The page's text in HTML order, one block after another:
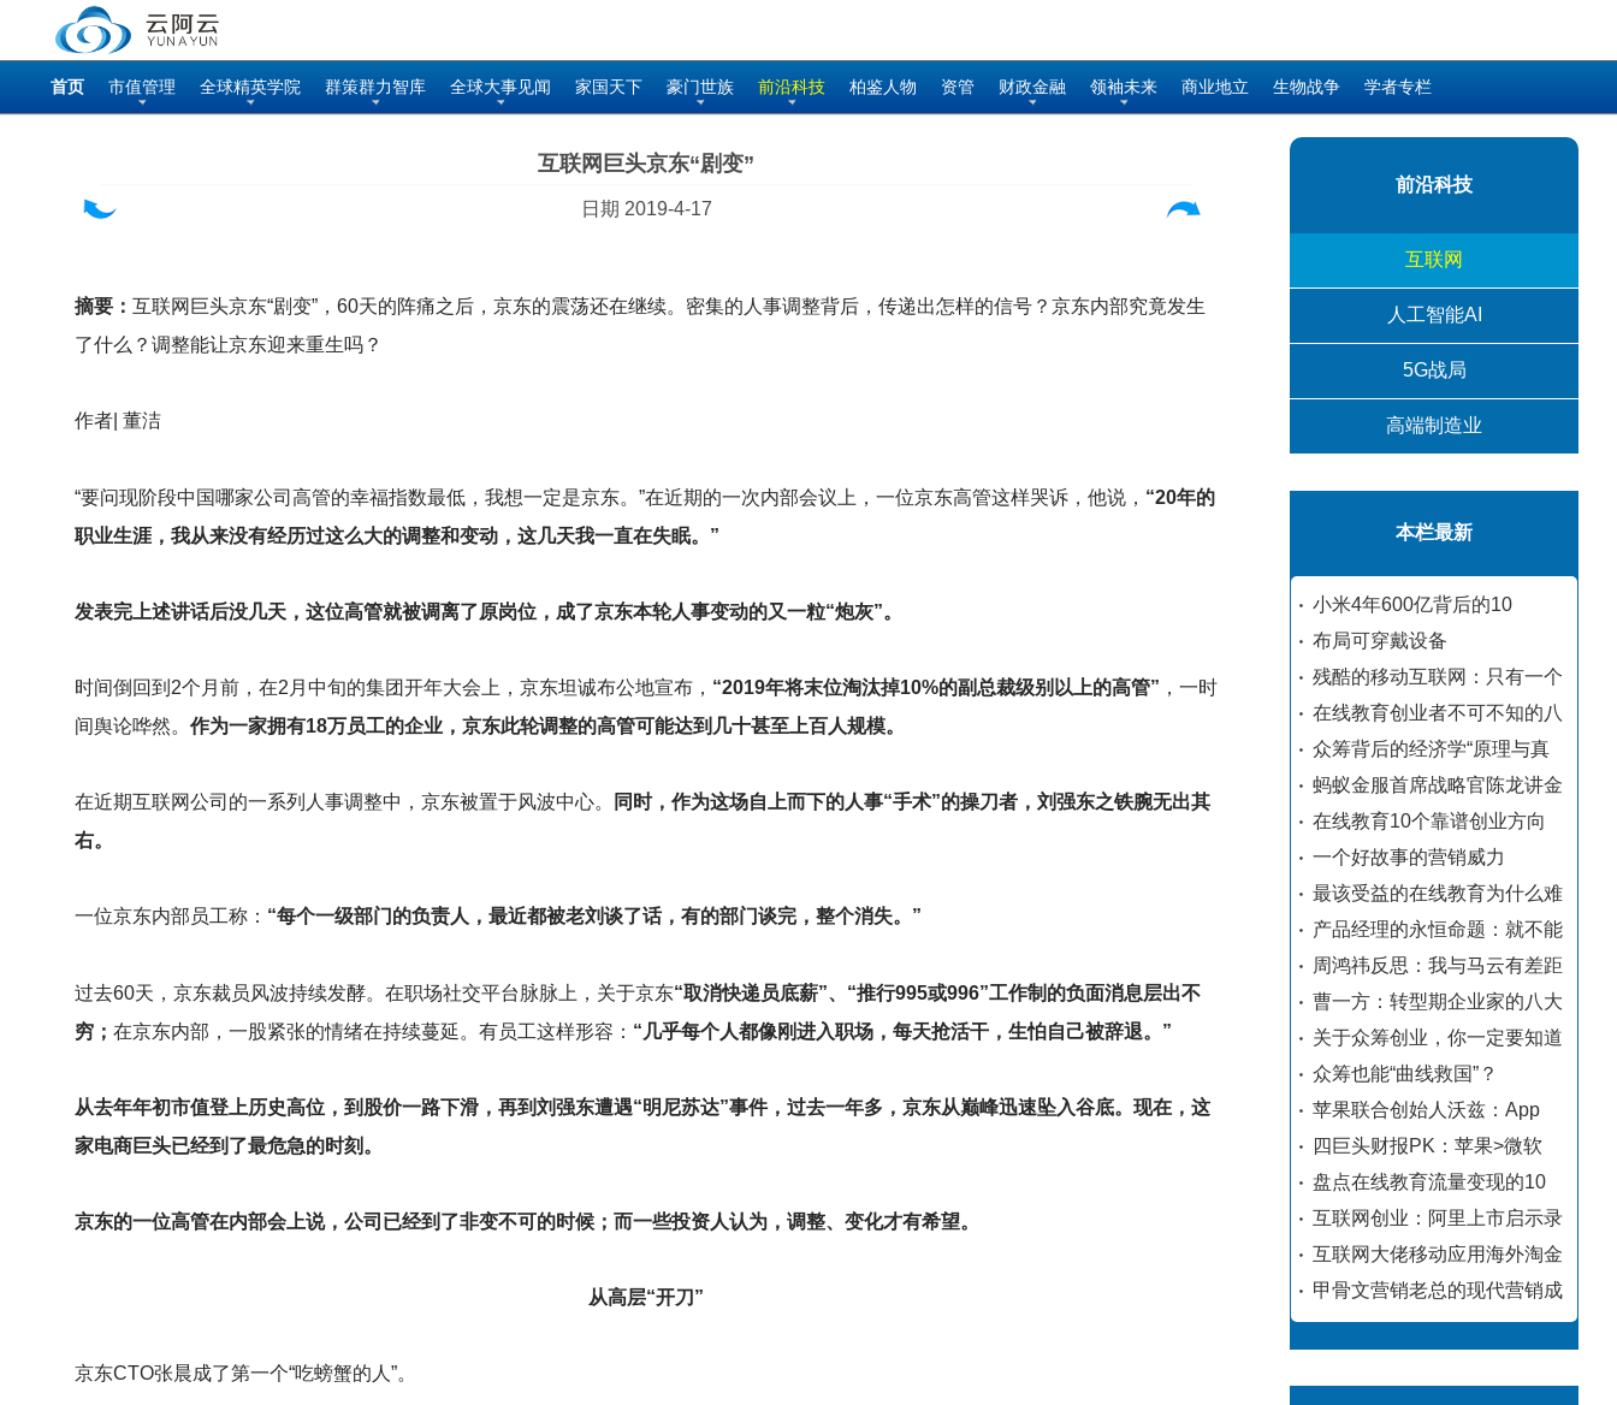
首页 市值管理 全球精英学院 群策群力智库 全球大事见闻 家国天下 豪门世族 前沿科技 柏鉴人物 资管 财政金融 领袖未来 商业地立 生物战争 学者专栏
互联网巨头京东“剧变”
日期 2019-4-17
摘要： 互联网巨头京东“剧变”，60天的阵痛之后，京东的震荡还在继续。密集的人事调整背后，传递出怎样的信号？京东内部究竟发生
了什么？调整能让京东迎来重生吗？
作者| 董洁
“要问现阶段中国哪家公司高管的幸福指数最低，我想一定是京东。”在近期的一次内部会议上，一位京东高管这样哭诉，他说， “20年的
职业生涯，我从来没有经历过这么大的调整和变动，这几天我一直在失眠。”
发表完上述讲话后没几天，这位高管就被调离了原岗位，成了京东本轮人事变动的又一粒“炮灰”。
时间倒回到2个月前，在2月中旬的集团开年大会上，京东坦诚布公地宣布， “2019年将末位淘汰掉10%的副总裁级别以上的高管” ，一时
间舆论哗然。 作为一家拥有18万员工的企业，京东此轮调整的高管可能达到几十甚至上百人规模。
在近期互联网公司的一系列人事调整中，京东被置于风波中心。
同时，作为这场自上而下的人事“手术”的操刀者，刘强东之铁腕无出其
右。
一位京东内部员工称： “每个一级部门的负责人，最近都被老刘谈了话，有的部门谈完，整个消失。”
过去60天，京东裁员风波持续发酵。在职场社交平台脉脉上，关于京东“取消快递员底薪”、“推行995或996”工作制的负面消息层出不
穷； 在京东内部，一股紧张的情绪在持续蔓延。有员工这样形容： “几乎每个人都像刚进入职场，每天抢活干，生怕自己被辞退。”
从去年年初市值登上历史高位，到股价一路下滑，再到刘强东遭遇“明尼苏达”事件，过去一年多，京东从巅峰迅速坠入谷底。现在，这
家电商巨头已经到了最危急的时刻。
京东的一位高管在内部会上说，公司已经到了非变不可的时候；而一些投资人认为，调整、变化才有希望。
从高层“开刀”
京东CTO张晨成了第一个“吃螃蟹的人”。
前沿科技
互联网
人工智能AI
5G战局
高端制造业
本栏最新
小米4年600亿背后的10
布局可穿戴设备
残酷的移动互联网：只有一个
在线教育创业者不可不知的八
众筹背后的经济学“原理与真
蚂蚁金服首席战略官陈龙讲金
在线教育10个靠谱创业方向
一个好故事的营销威力
最该受益的在线教育为什么难
产品经理的永恒命题：就不能
周鸿祎反思：我与马云有差距
曹一方：转型期企业家的八大
关于众筹创业，你一定要知道
众筹也能“曲线救国”？
苹果联合创始人沃兹：App
四巨头财报PK：苹果>微软
盘点在线教育流量变现的10
互联网创业：阿里上市启示录
互联网大佬移动应用海外淘金
甲骨文营销老总的现代营销成